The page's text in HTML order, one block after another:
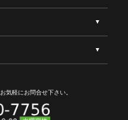
お気軽にお問合せ下さい。